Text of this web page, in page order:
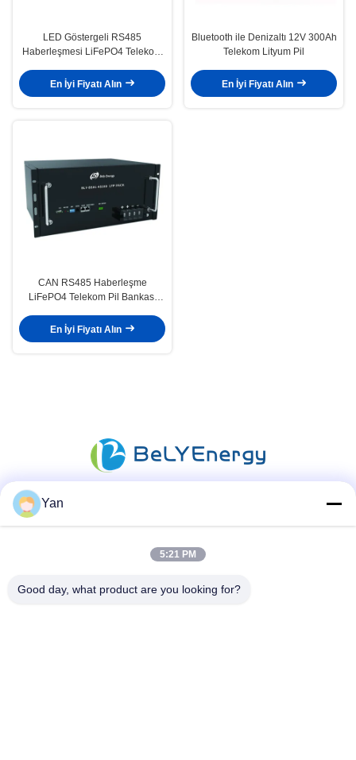
LED Göstergeli RS485
Haberleşmesi LiFePO4 Telekom
En İyi Fiyatı Alın
Bluetooth ile Denizaltı 12V 300Ah
Telekom Lityum Pil
En İyi Fiyatı Alın
CAN RS485 Haberleşme
LiFePO4 Telekom Pil Bankası
En İyi Fiyatı Alın
Hızlı iletişim
Yan
5:21 PM
Good day, what product are you looking for?